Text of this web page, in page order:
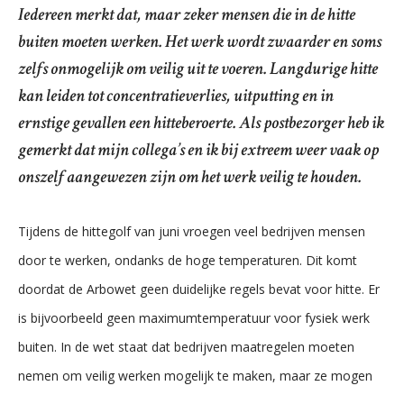
Iedereen merkt dat, maar zeker mensen die in de hitte
buiten moeten werken. Het werk wordt zwaarder en soms
zelfs onmogelijk om veilig uit te voeren. Langdurige hitte
kan leiden tot concentratieverlies, uitputting en in
ernstige gevallen een hitteberoerte. Als postbezorger heb ik
gemerkt dat mijn collega’s en ik bij extreem weer vaak op
onszelf aangewezen zijn om het werk veilig te houden.
Tijdens de hittegolf van juni vroegen veel bedrijven mensen
door te werken, ondanks de hoge temperaturen. Dit komt
doordat de Arbowet geen duidelijke regels bevat voor hitte. Er
is bijvoorbeeld geen maximumtemperatuur voor fysiek werk
buiten. In de wet staat dat bedrijven maatregelen moeten
nemen om veilig werken mogelijk te maken, maar ze mogen